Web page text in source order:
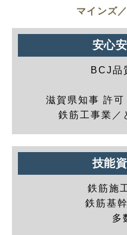
マインズ
安心
BCJ品
滋賀県知事 許
鉄筋工事業／
技能
鉄筋施
鉄筋基
多